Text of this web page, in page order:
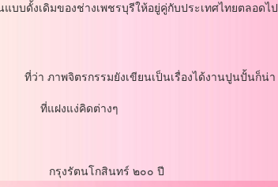
บดั้งเดิมของช่างเพชรบุรีให้อยู่คู่กับประเทศไทยตลอดไป
ภาพจิตรกรรมยังเขียนเป็นเรื่องได้งานปูนปั้นก็น่า
ง ที่แฝงแง่คิดต่างๆ
ช กรุงรัตนโกสินทร์ ๒๐๐ ปี